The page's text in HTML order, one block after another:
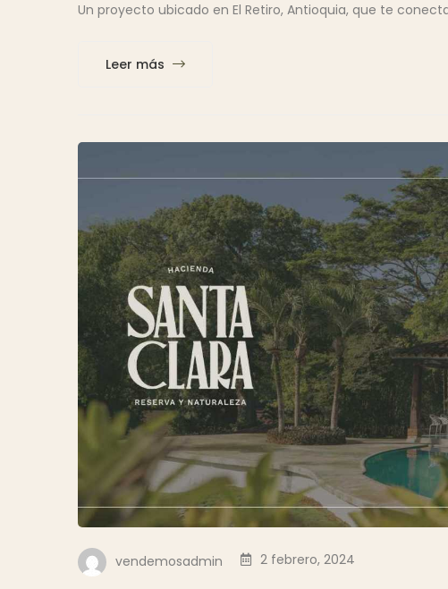
Un proyecto ubicado en El Retiro, Antioquia, que te
Leer más
vendemosadmin 2 febrero, 2024